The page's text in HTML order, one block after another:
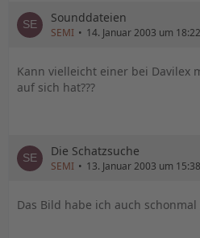
Sounddateien
SEMI 14. Januar 2003 um 18:22
Kann vielleicht einer bei Davilex
auf sich hat???
Die Schatzsuche
SEMI 13. Januar 2003 um 15:38
Das Bild habe ich auch schonmal